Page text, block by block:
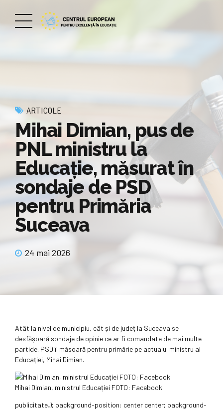
ARTICOLE
Mihai Dimian, pus de
PNL ministru la
Educație, măsurat în
sondaje de PSD
pentru Primăria
Suceava
24 mai 2026
Atât la nivel de municipiu, cât și de județ la Suceava se
desfășoară sondaje de opinie ce ar fi comandate de mai multe
partide. PSD îl măsoară pentru primărie pe actualul ministru al
Educației, Mihai Dimian.
Mihai Dimian, ministrul Educației FOTO: Facebook
publicitate„); background-position: center center; background-